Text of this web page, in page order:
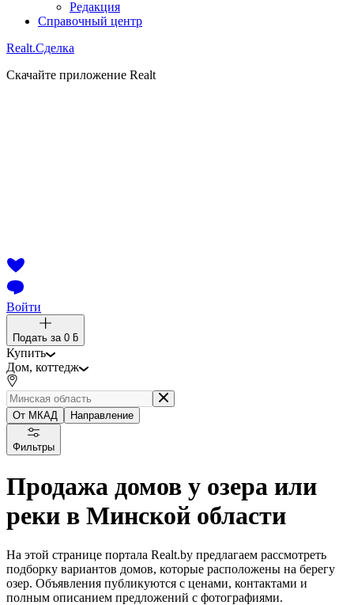
Редакция
Справочный центр
Realt.Сделка
Скачайте приложение Realt
Войти
Подать за 0 ƃ
Купить
Дом, коттедж
От МКАД Направление
Фильтры
Продажа домов у озера или
реки в Минской области
На этой странице портала Realt.by предлагаем рассмотреть
подборку вариантов домов, которые расположены на берегу
озер. Объявления публикуются с ценами, контактами и
полным описанием предложений с фотографиями.